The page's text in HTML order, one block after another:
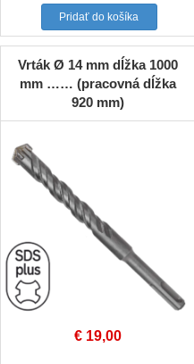
Pridať do košíka
Vrták Ø 14 mm dĺžka 1000
mm …… (pracovná dĺžka
920 mm)
€ 19,00